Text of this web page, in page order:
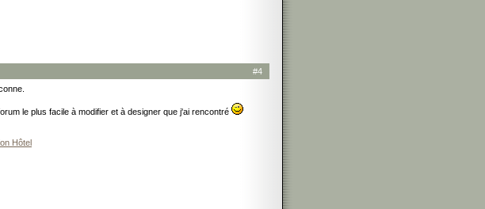
#4
le plus facile à modifier et à designer que j'ai rencontré
Hôtel